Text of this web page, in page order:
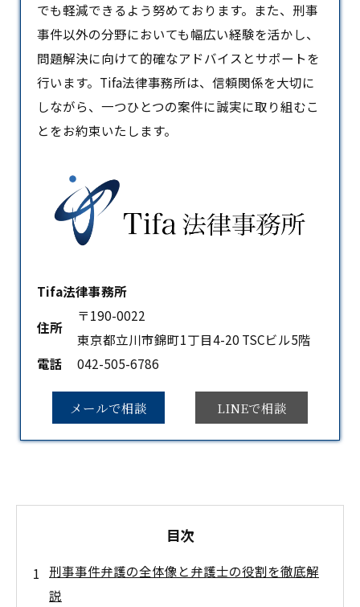
でも軽減できるよう努めております。また、刑事
事件以外の分野においても幅広い経験を活かし、
問題解決に向けて的確なアドバイスとサポートを
行います。Tifa法律事務所は、信頼関係を大切に
しながら、一つひとつの案件に誠実に取り組むこ
とをお約束いたします。
Tifa法律事務所
住所
〒190-0022
東京都立川市錦町1丁目4-20 TSCビル5階
電話
042-505-6786
メールで相談 LINEで相談
目次
刑事事件弁護の全体像と弁護士の役割を徹底解
説